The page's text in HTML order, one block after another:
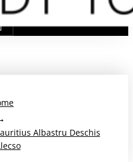
Albastru Deschis